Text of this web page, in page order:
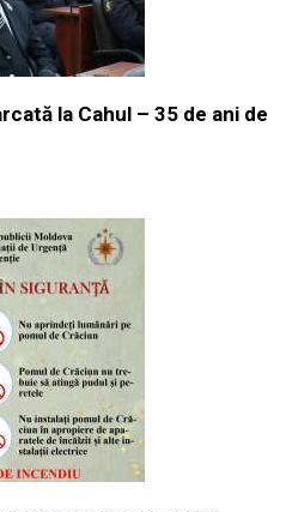
la Cahul – 35 de ani de